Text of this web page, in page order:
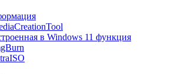
в Windows 11 функция